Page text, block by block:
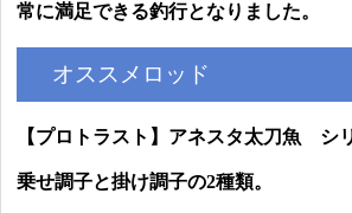
常に満足できる釣行となりました。
オススメロッド
【プロトラスト】アネスタ太刀魚 シ
乗せ調子と掛け調子の2種類。